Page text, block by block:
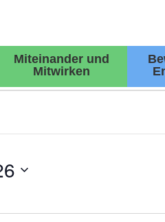
Miteinander und
Mitwirken